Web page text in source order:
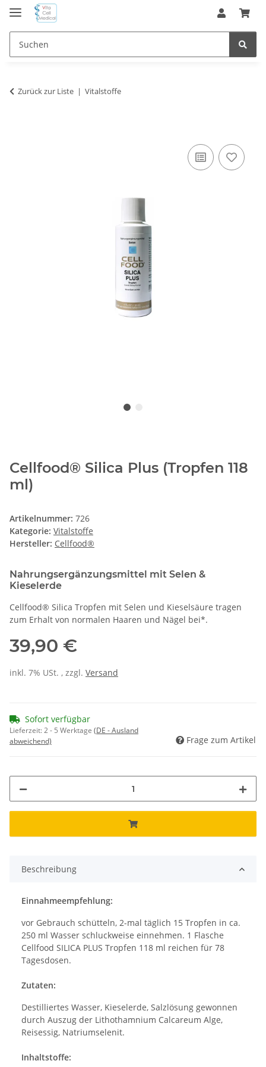
Zurück zur Liste Vitalstoffe
Cellfood® Silica Plus (Tropfen 118
ml)
Artikelnummer: 726
Kategorie: Vitalstoffe
Hersteller: Cellfood®
Nahrungsergänzungsmittel mit Selen &
Kieselerde
Cellfood® Silica Tropfen mit Selen und Kieselsäure tragen
zum Erhalt von normalen Haaren und Nägel bei*.
39,90 €
inkl. 7% USt. , zzgl. Versand
Sofort verfügbar
Lieferzeit:2 - 5 Werktage (DE - Ausland
abweichend)
Frage zum Artikel
Beschreibung
Einnahmeempfehlung:
vor Gebrauch schütteln, 2-mal täglich 15 Tropfen in ca.
250 ml Wasser schluckweise einnehmen. 1 Flasche
Cellfood SILICA PLUS Tropfen 118 ml reichen für 78
Tagesdosen.
Zutaten:
Destilliertes Wasser, Kieselerde, Salzlösung gewonnen
durch Auszug der Lithothamnium Calcareum Alge,
Reisessig, Natriumselenit.
Inhaltstoffe: